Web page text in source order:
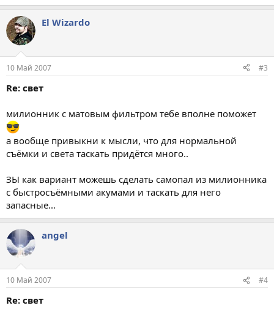
El Wizardo
10 Май 2007 #3
Re: свет
милионник с матовым фильтром тебе вполне поможет
а вообще привыкни к мысли, что для нормальной
съёмки и света таскать придётся много..
ЗЫ как вариант можешь сделать самопал из милионника
с быстросъёмными акумами и таскать для него
запасные...
angel
10 Май 2007 #4
Re: свет